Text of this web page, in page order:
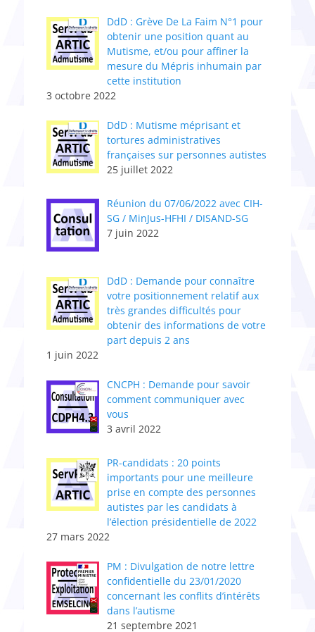
DdD : Grève De La Faim N°1 pour
obtenir une position quant au
Mutisme, et/ou pour affiner la
mesure du Mépris inhumain par
cette institution
3 octobre 2022
DdD : Mutisme méprisant et
tortures administratives
françaises sur personnes autistes
25 juillet 2022
Réunion du 07/06/2022 avec CIH-
SG / MinJus-HFHI / DISAND-SG
7 juin 2022
DdD : Demande pour connaître
votre positionnement relatif aux
très grandes difficultés pour
obtenir des informations de votre
part depuis 2 ans
1 juin 2022
CNCPH : Demande pour savoir
comment communiquer avec
vous
3 avril 2022
PR-candidats : 20 points
importants pour une meilleure
prise en compte des personnes
autistes par les candidats à
l’élection présidentielle de 2022
27 mars 2022
PM : Divulgation de notre lettre
confidentielle du 23/01/2020
concernant les conflits d’intérêts
dans l’autisme
21 septembre 2021